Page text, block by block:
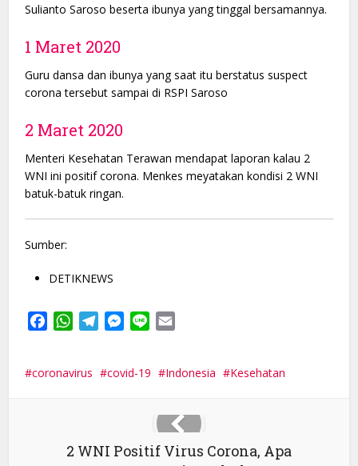
Sulianto Saroso beserta ibunya yang tinggal bersamannya.
1 Maret 2020
Guru dansa dan ibunya yang saat itu berstatus suspect
corona tersebut sampai di RSPI Saroso
2 Maret 2020
Menteri Kesehatan Terawan mendapat laporan kalau 2
WNI ini positif corona. Menkes meyatakan kondisi 2 WNI
batuk-batuk ringan.
Sumber:
DETIKNEWS
FacebookWhatsApp
TelegramMessenger
Line
coronavirus covid-19 Indonesia Kesehatan
2 WNI Positif Virus Corona, Apa